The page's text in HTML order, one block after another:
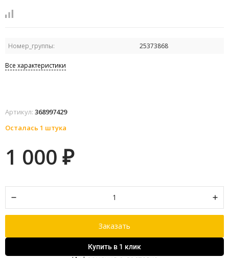
Номер_группы: 25373868
Все характеристики
Артикул: 368997429
Осталась 1 штука
1 000 ₽
Заказать
Купить в 1 клик